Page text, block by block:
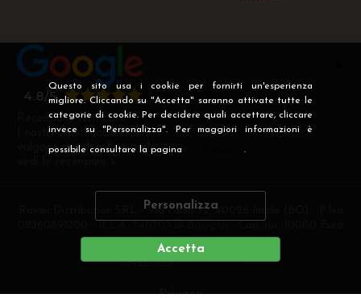
Questo sito usa i cookie per fornirti un'esperienza
migliore. Cliccando su "Accetta" saranno attivate tutte le
categorie di cookie. Per decidere quali accettare, cliccare
invece su "Personalizza". Per maggiori informazioni è
possibile consultare la pagina .
Personalizza
Accetta
Recensioni Verificate
I nostri clienti soddisfatti
valgono più di mille parole
Raven Distribution SRL - Via Fanin 30, 40026 Imola (BO) - P.Iva
i.v
DEVELOPERCREATIVE WEB
Privacy